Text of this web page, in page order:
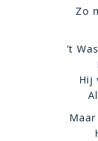
Zo
’t
Hij